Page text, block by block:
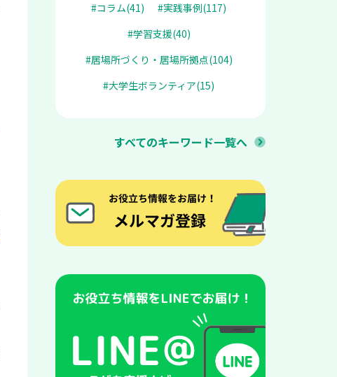
#コラム(41)
#実践事例(117)
#学習支援(40)
#居場所づくり・居場所拠点(104)
#大学生ボランティア(15)
すべてのキーワード一覧へ